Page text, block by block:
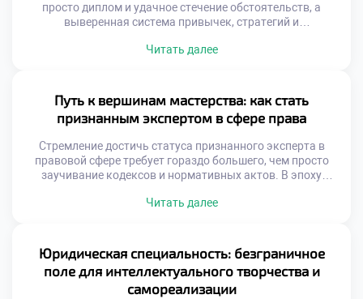
просто диплом и удачное стечение обстоятельств, а
выверенная система привычек, стратегий и
мэтров юриспруденции служат бесценным учебником для
техникуме закладывает тот самый надежный фундамент,
на котором впоследствии […]
Читать далее
Путь к вершинам мастерства: как стать
признанным экспертом в сфере права
Стремление достичь статуса признанного эксперта в
правовой сфере требует гораздо большего, чем просто
заучивание кодексов и нормативных актов. В эпоху
будущему специалисту необходимо оттачивать
обучение в московском техникуме становится тем самым
надежным трамплином, который закладывает прочный
фундамент для превращения амбициозного студента […]
Читать далее
Юридическая специальность: безграничное
поле для интеллектуального творчества и
самореализации